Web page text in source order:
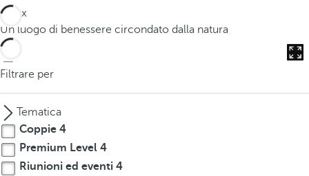
Relax
Un luogo di benessere circondato dalla natura
Filtrare per
Tematica
Coppie 4
Premium Level 4
Riunioni ed eventi 4